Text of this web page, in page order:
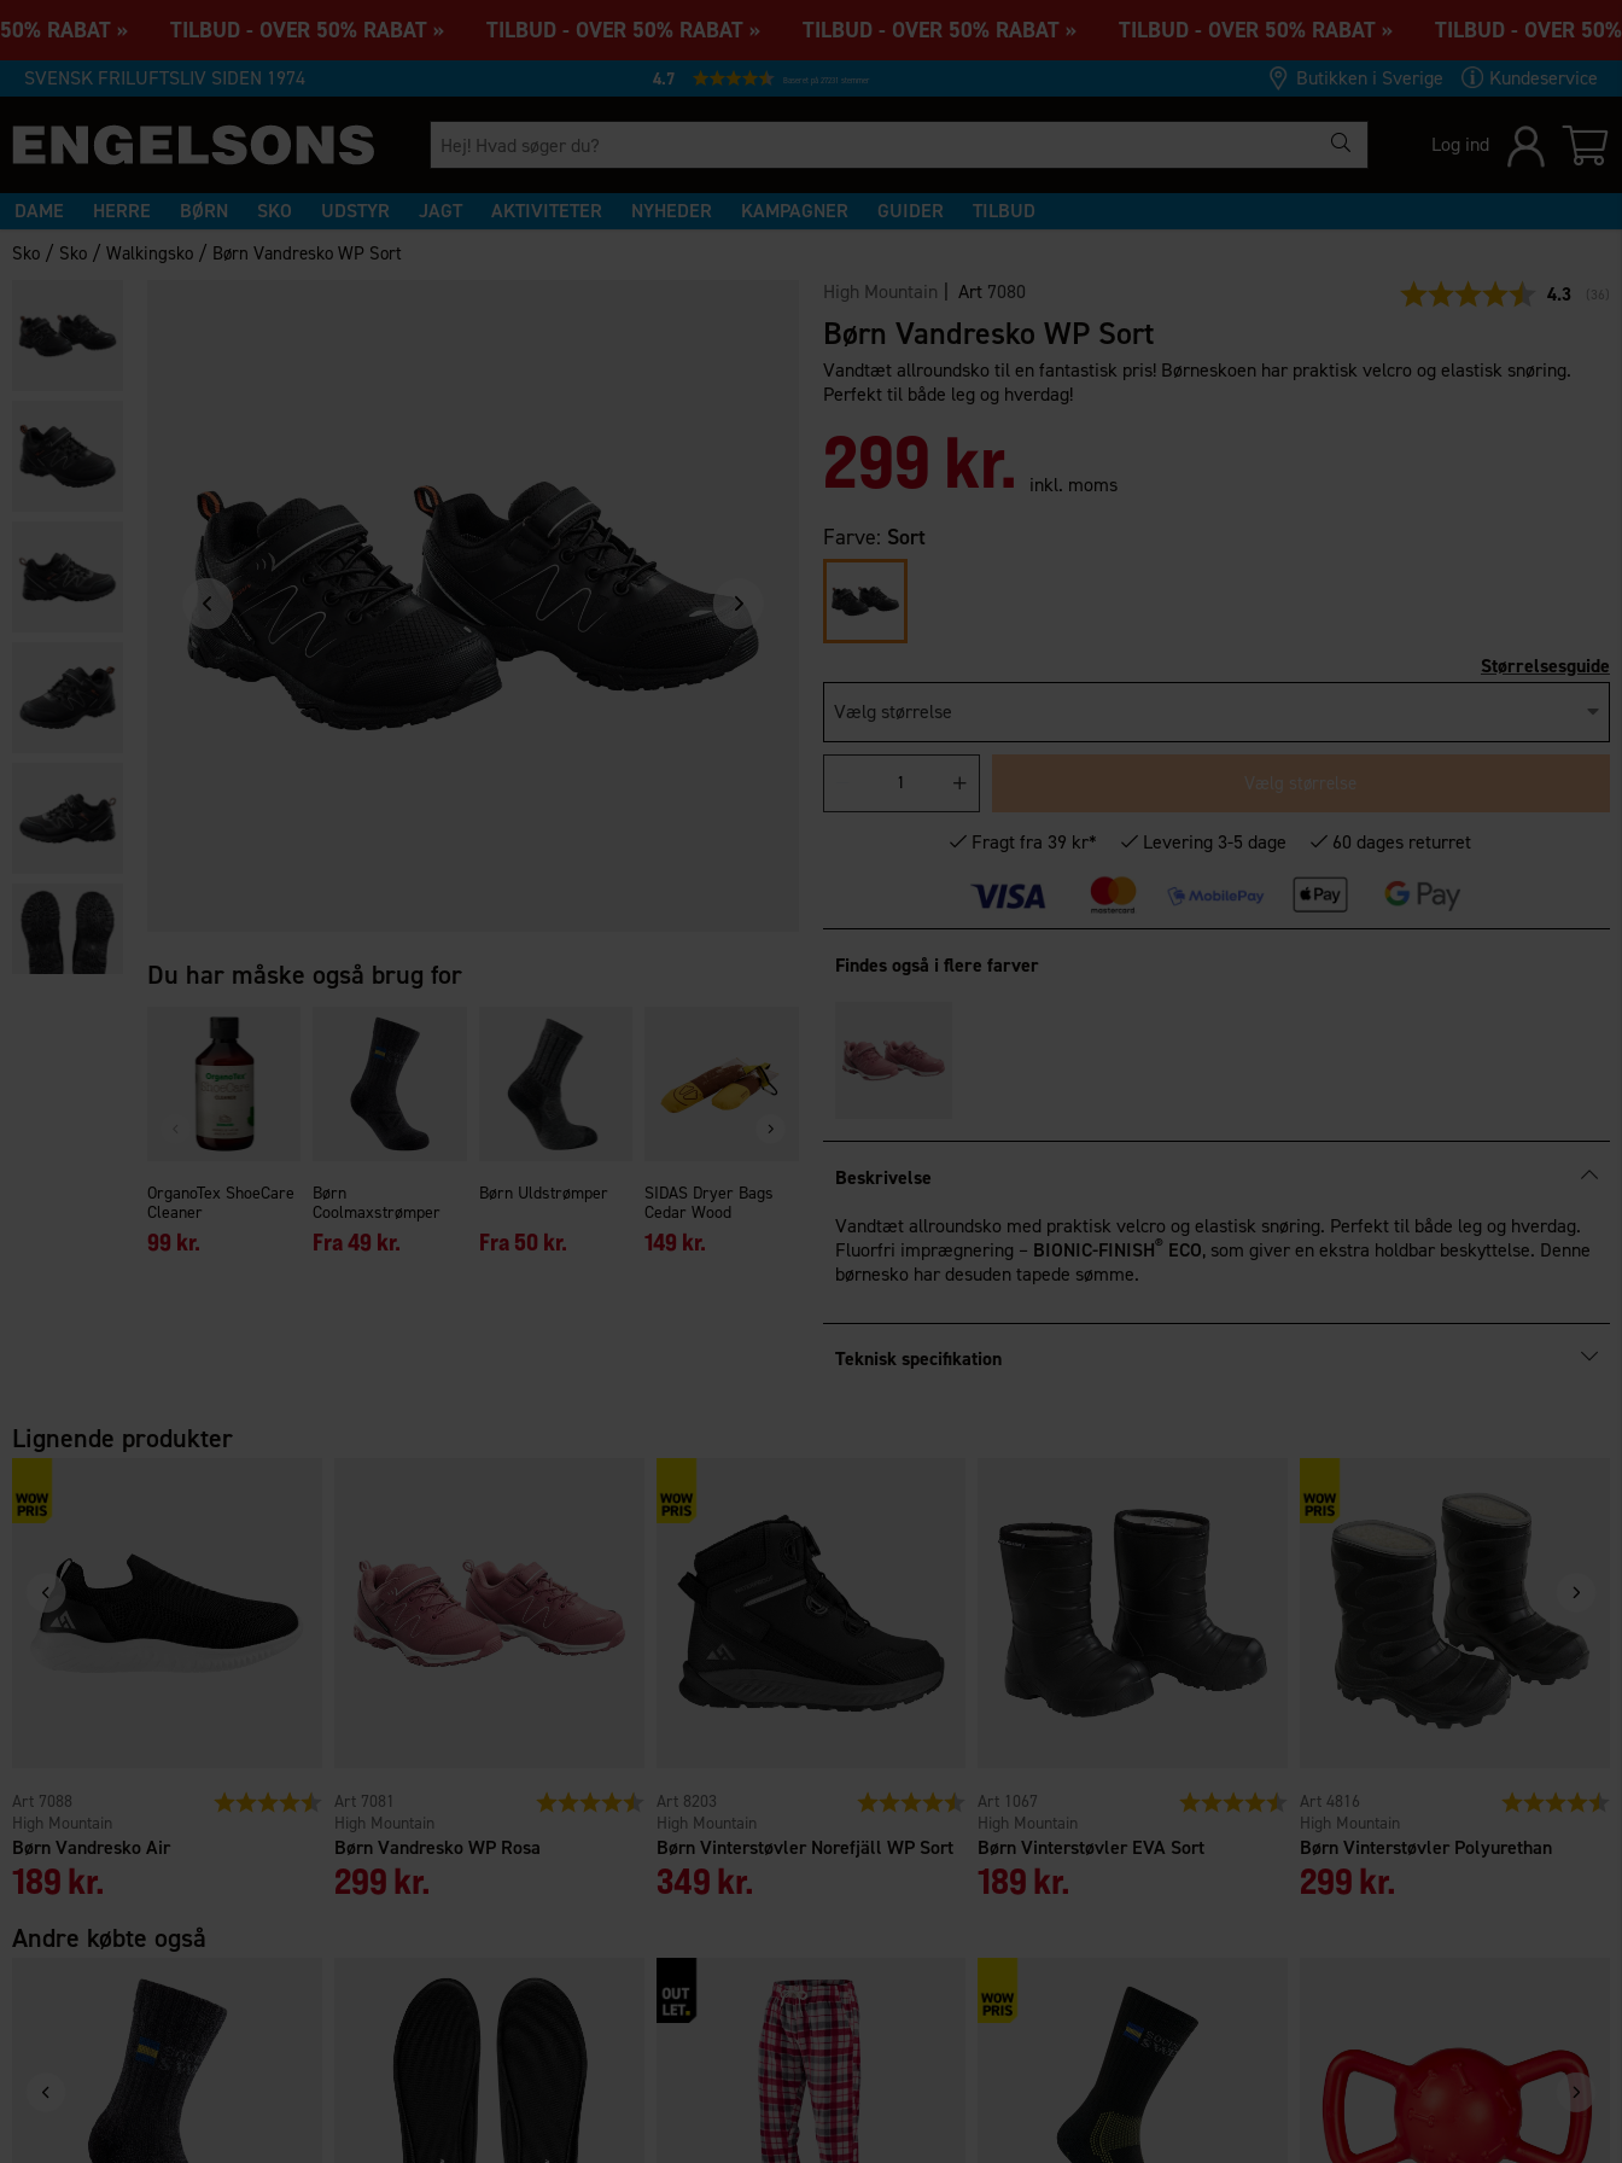
RABAT » TILBUD - OVER 50% RABAT » TILBUD - OVER 50% RABAT » TILBUD - OVER 50% RABAT » TILBUD - OVER 50% RABAT » TILBUD - OVER
SVENSK FRILUFTSLIV SIDEN 1974 4.7 Baseret på 27231 stemmer Butikken i Sverige Kundeservice
Log ind
DAME HERRE BØRN SKO UDSTYR JAGT AKTIVITETER NYHEDER KAMPAGNER GUIDER TILBUD
Sko / Sko /Walkingsko / Børn Vandresko WP Sort
Du har måske også brug for
OrganoTex ShoeCare
Cleaner
99 kr.
Børn
Coolmaxstrømper
Fra49 kr.
Børn Uldstrømper
Fra 50 kr.
SIDAS Dryer Bags
Cedar Wood
149 kr.
OrganoTex Spray-On
Textile Waterproofing
High Mountain | Art 7080 4.3 ( 36
Børn Vandresko WP Sort
Vandtæt allroundsko til en fantastisk pris! Børneskoen har praktisk velcro og elastisk snøring.
Perfekt til både leg og hverdag!
299 kr. inkl. moms
Farve: Sort
Størrelsesguide
Vælg størrelse
Vælg størrelse
Fragt fra 39 kr* Levering 3-5 dage 60 dages returret
Findes også i flere farver
Beskrivelse
Vandtæt allroundsko med praktisk velcro og elastisk snøring. Perfekt til både leg og hverdag.
Fluorfri imprægnering – BIONIC-FINISH® ECO, som giver en ekstra holdbar beskyttelse. Denne
børnesko har desuden tapede sømme.
Teknisk specifikation
Lignende produkter
Børn Vandresko Air
High Mountain
7088
189 kr.
Vurdering: 4.5 ud af 5 stjerner
Børn Vandresko WP Rosa
High Mountain
7081
299 kr.
Vurdering: 4.3 ud af 5 stjerner
Børn Vinterstøvler Norefjäll WP Sort
High Mountain
8203
349 kr.
Vurdering: 4.5 ud af 5 stjerner
Børn Vinterstøvler EVA Sort
High Mountain
1067
189 kr.
Vurdering: 4.6 ud af 5 stjerner
Børn Vinterstøvler Polyurethan
High Mountain
4816
299 kr.
Vurdering:
Andre købte også